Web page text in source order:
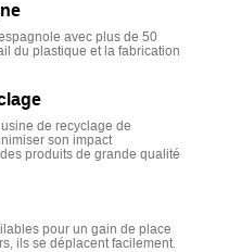
avec plus de 50
du plastique et la fabrication
de recyclage de
son impact
produits de grande qualité
pour un gain de place
ils se déplacent facilement.